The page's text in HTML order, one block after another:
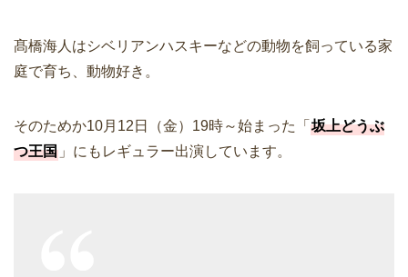
髙橋海人はシベリアンハスキーなどの動物を飼っている家
庭で育ち、動物好き。
そのためか10月12日（金）19時～始まった「 坂上どうぶ
つ王国 」にもレギュラー出演しています。